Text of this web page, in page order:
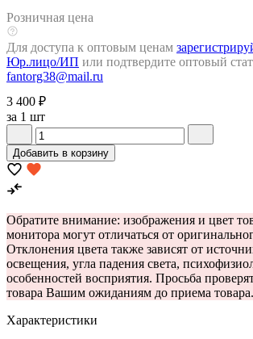
Розничная цена
Для доступа к оптовым ценам
Юр.лицо/ИП или подтвердите оптовый
fantorg38@mail.ru
3 400 ₽
за 1 шт
Добавить в корзину
Обратите внимание: изображения и цвет
монитора могут отличаться от
Отклонения цвета также зависят от
освещения, угла падения света,
особенностей восприятия. Просьба
товара Вашим ожиданиям до приема товара.
Характеристики